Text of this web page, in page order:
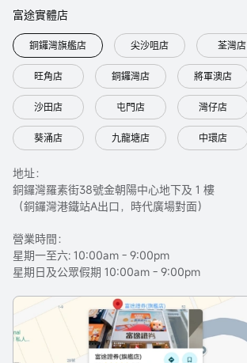
富途實體店
銅鑼灣旗艦店 尖沙咀店 荃灣店
旺角店 銅鑼灣店 將軍澳店
沙田店 屯門店 灣仔店
葵涌店 九龍塘店 中環店
地址：
銅鑼灣羅素街38號金朝陽中心地下及 1 樓
（銅鑼灣港鐵站A出口，時代廣場對面）
營業時間：
星期一至六: 10:00am - 9:00pm
星期日及公眾假期 10:00am - 9:00pm